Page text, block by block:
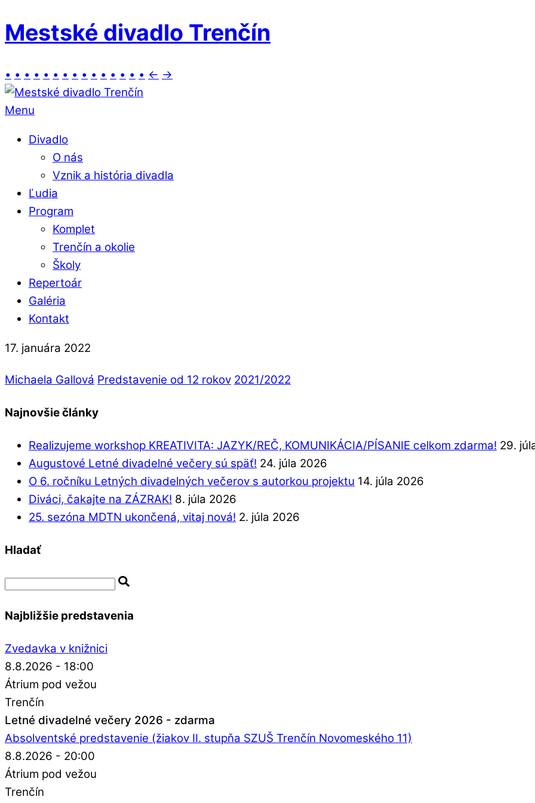
Mestské divadlo Trenčín
• • • • • • • • • • • • • • • ← →
Menu
Divadlo
O nás
Vznik a história divadla
Ľudia
Program
Komplet
Trenčín a okolie
Školy
Repertoár
Galéria
Kontakt
17. januára 2022
Michaela Gallová Predstavenie od 12 rokov 2021/2022
Najnovšie články
Realizujeme workshop KREATIVITA: JAZYK/REČ, KOMUNIKÁCIA/PÍSANIE celkom zdarma! 29.
Augustové Letné divadelné večery sú späť! 24. júla 2026
O 6. ročníku Letných divadelných večerov s autorkou projektu 14. júla 2026
Diváci, čakajte na ZÁZRAK! 8. júla 2026
25. sezóna MDTN ukončená, vitaj nová! 2. júla 2026
Hladať
Najbližšie predstavenia
Zvedavka v knižnici
8.8.2026 - 18:00
Átrium pod vežou
Trenčín
Letné divadelné večery 2026 - zdarma
Absolventské predstavenie (žiakov II. stupňa SZUŠ Trenčín Novomeského 11)
8.8.2026 - 20:00
Átrium pod vežou
Trenčín